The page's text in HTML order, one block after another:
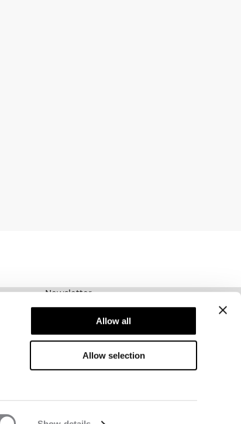
Allow all
Allow selection
Newsletter
Prenumerera på vårt nyhetsbrev! Få exklusiva
erbjudanden, våra senaste nyheter och mycket
mer.